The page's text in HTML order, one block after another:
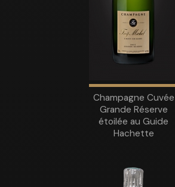
Champagne Cuvée
Grande Réserve
étoilée au Guide
Hachette